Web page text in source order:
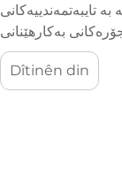
تایبەتمەندییەکانی
بەکارهێنانی
Dîtinên din